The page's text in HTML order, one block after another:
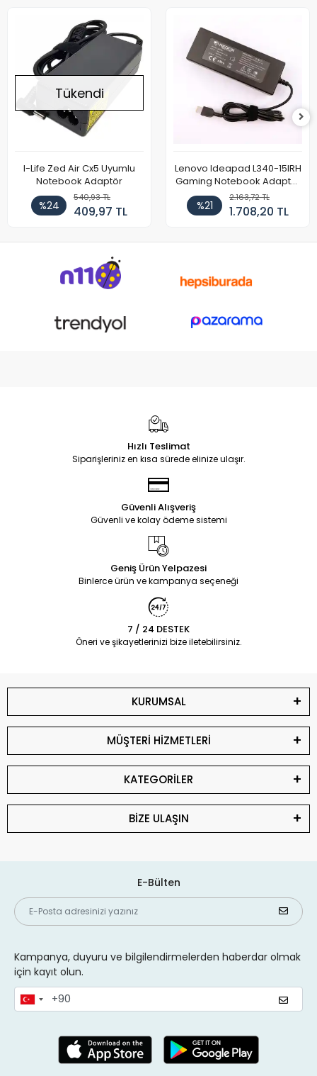
Tükendi
I-Life Zed Air Cx5 Uyumlu
Notebook Adaptör
%24
540,93 TL
409,97 TL
Lenovo Ideapad L340-15IRH
Gaming Notebook Adaptör
Cihazı Şarj Aleti (150W)
%21
2.163,72 TL
1.708,20 TL
Hızlı Teslimat
Siparişleriniz en kısa sürede elinize ulaşır.
Güvenli Alışveriş
Güvenli ve kolay ödeme sistemi
Geniş Ürün Yelpazesi
Binlerce ürün ve kampanya seçeneği
7 / 24 DESTEK
Öneri ve şikayetlerinizi bize iletebilirsiniz.
KURUMSAL
MÜŞTERİ HİZMETLERİ
KATEGORİLER
BİZE ULAŞIN
E-Bülten
Kampanya, duyuru ve bilgilendirmelerden haberdar olmak
için kayıt olun.